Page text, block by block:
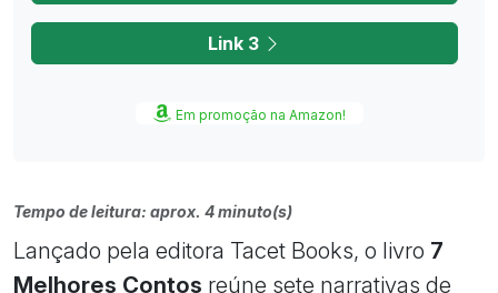
Link 3
Em promoção na Amazon!
Tempo de leitura: aprox. 4 minuto(s)
Lançado pela editora Tacet Books, o livro 7
Melhores Contos reúne sete narrativas de